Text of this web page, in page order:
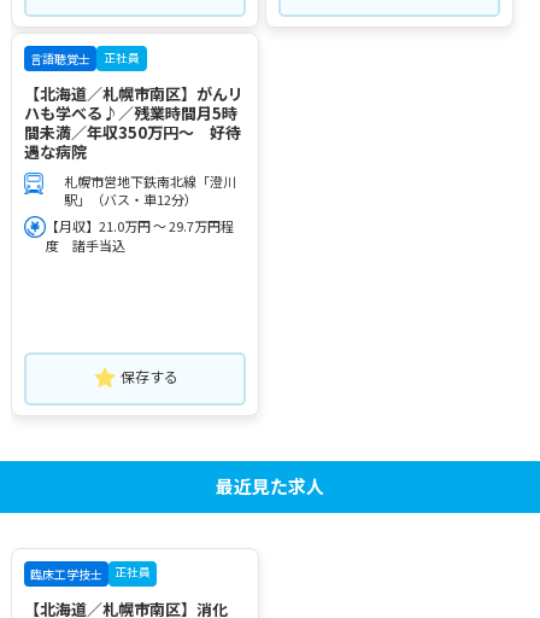
言語聴覚士 正社員
【北海道／札幌市南区】がんリ
ハも学べる♪／残業時間月5時
間未満／年収350万円～ 好待
遇な病院
札幌市営地下鉄南北線「澄川
駅」（バス・車12分）
【月収】21.0万円 ～ 29.7万円程
度 諸手当込
保存する
最近見た求人
臨床工学技士 正社員
【北海道／札幌市南区】消化